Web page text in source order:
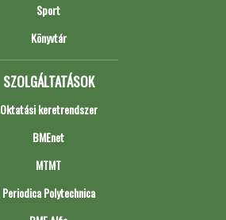
Sport
Könyvtár
SZOLGÁLTATÁSOK
Oktatási keretrendszer
BMEnet
MTMT
Periodica Polytechnica